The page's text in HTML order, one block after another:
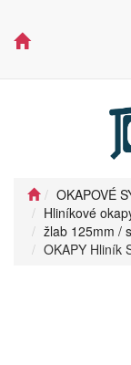
OKAPOVÉ
Hliníkové
žlab 125mm /
OKAPY Hliník